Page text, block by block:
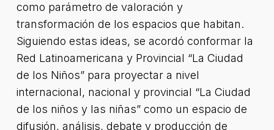
como parámetro de valoración y
transformación de los espacios que habitan.
Siguiendo estas ideas, se acordó conformar la
Red Latinoamericana y Provincial “La Ciudad
de los Niños” para proyectar a nivel
internacional, nacional y provincial “La Ciudad
de los niños y las niñas” como un espacio de
difusión, análisis, debate y producción de